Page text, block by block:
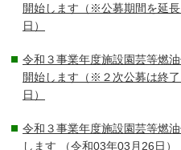
開始します（※公募期間を延長
日）
令和３事業年度施設園芸等燃
開始します（※２次公募は終了
日）
令和３事業年度施設園芸等燃
します （令和03年03月26日）